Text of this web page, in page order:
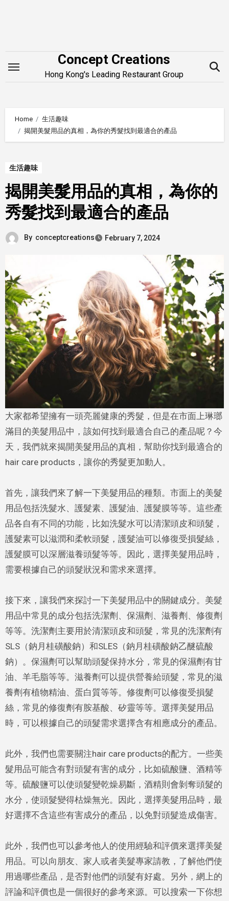
Concept Creations
Hong Kong's Leading Restaurant Group
Home
生活趣味
揭開美髮用品的真相，為你的秀髮找到最適合的產品
生活趣味
揭開美髮用品的真相，為你的
秀髮找到最適合的產品
By conceptcreations February 7, 2024
大家都希望擁有一頭亮麗健康的秀髮，但是在市面上琳瑯
滿目的美髮用品中，該如何找到最適合自己的產品呢？今
天，我們就來揭開美髮用品的真相，幫助你找到最適合的
hair care products，讓你的秀髮更加動人。
首先，讓我們來了解一下美髮用品的種類。市面上的美髮
用品包括洗髮水、護髮素、護髮油、護髮膜等等。這些產
品各自有不同的功能，比如洗髮水可以清潔頭皮和頭髮，
護髮素可以滋潤和柔軟頭髮，護髮油可以修復受損髮絲，
護髮膜可以深層滋養頭髮等等。因此，選擇美髮用品時，
需要根據自己的頭髮狀況和需求來選擇。
接下來，讓我們來探討一下美髮用品中的關鍵成分。美髮
用品中常見的成分包括洗潔劑、保濕劑、滋養劑、修復劑
等等。洗潔劑主要用於清潔頭皮和頭髮，常見的洗潔劑有
SLS（鈉月桂磺酸鈉）和SLES（鈉月桂磺酸鈉乙醚硫酸
鈉）。保濕劑可以幫助頭髮保持水分，常見的保濕劑有甘
油、羊毛脂等等。滋養劑可以提供營養給頭髮，常見的滋
養劑有植物精油、蛋白質等等。修復劑可以修復受損髮
絲，常見的修復劑有胺基酸、矽靈等等。選擇美髮用品
時，可以根據自己的頭髮需求選擇含有相應成分的產品。
此外，我們也需要關注hair care products的配方。一些美
髮用品可能含有對頭髮有害的成分，比如硫酸鹽、酒精等
等。硫酸鹽可以使頭髮變乾燥易斷，酒精則會剝奪頭髮的
水分，使頭髮變得枯燥無光。因此，選擇美髮用品時，最
好選擇不含這些有害成分的產品，以免對頭髮造成傷害。
此外，我們也可以參考他人的使用經驗和評價來選擇美髮
用品。可以向朋友、家人或者美髮專家請教，了解他們使
用過哪些產品，是否對他們的頭髮有好處。另外，網上的
評論和評價也是一個很好的參考來源。可以搜索一下你想